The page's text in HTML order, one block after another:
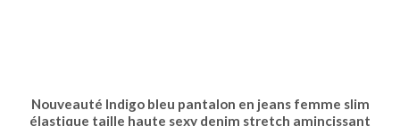
Nouveauté Indigo bleu pantalon en jeans femme slim
élastique taille haute sexy denim stretch amincissant